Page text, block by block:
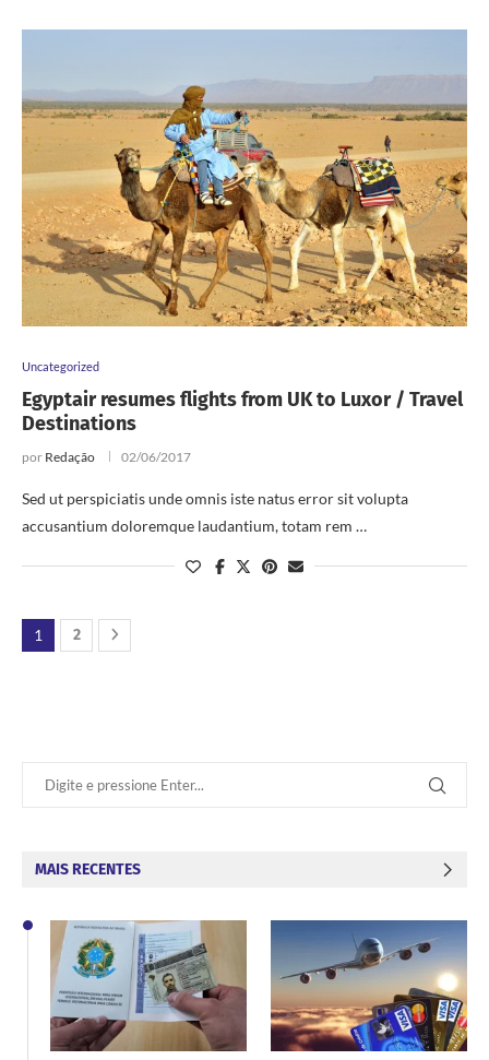
Uncategorized
Egyptair resumes flights from UK to Luxor / Travel
Destinations
por Redação 02/06/2017
Sed ut perspiciatis unde omnis iste natus error sit volupta
accusantium doloremque laudantium, totam rem …
1 2
MAIS RECENTES